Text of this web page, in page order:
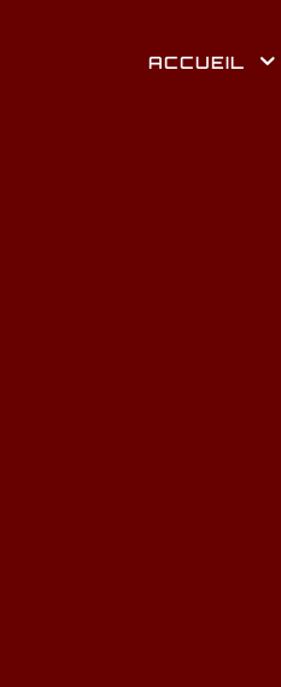
ACCUEIL